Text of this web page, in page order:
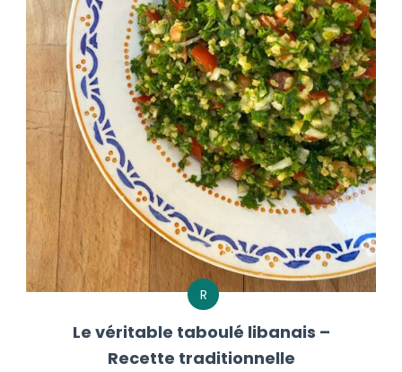
R
Le véritable taboulé libanais –
Recette traditionnelle